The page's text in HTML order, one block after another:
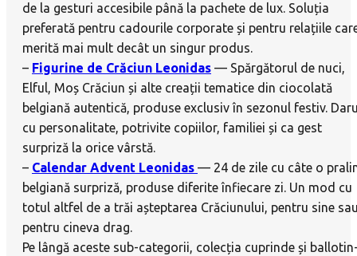
de la gesturi accesibile până la pachete de lux. Soluția
preferată pentru cadourile corporate și pentru relațiile
merită mai mult decât un singur produs.
– Figurine de Crăciun Leonidas — Spărgătorul de nuci,
Elful, Moș Crăciun și alte creații tematice din ciocolată
belgiană autentică, produse exclusiv în sezonul festiv.
cu personalitate, potrivite copiilor, familiei și ca gest
surpriză la orice vârstă.
– Calendar Advent Leonidas — 24 de zile cu câte o
belgiană surpriză, produse diferite înfiecare zi. Un mod cu
totul altfel de a trăi așteptarea Crăciunului, pentru sine
pentru cineva drag.
Pe lângă aceste sub-categorii, colecția cuprinde și